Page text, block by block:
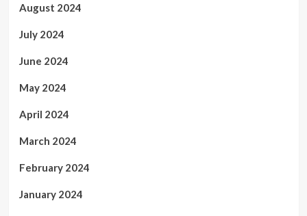
August 2024
July 2024
June 2024
May 2024
April 2024
March 2024
February 2024
January 2024